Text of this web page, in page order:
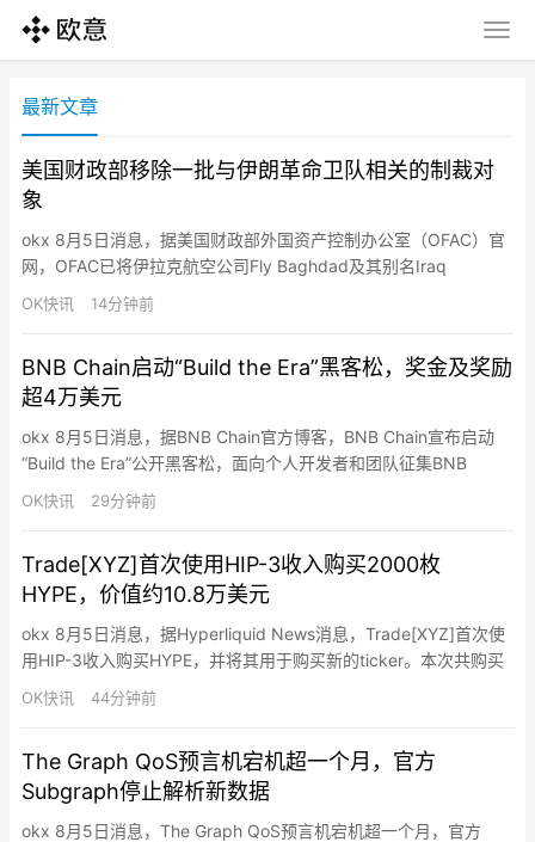
最新文章
美国财政部移除一批与伊朗革命卫队相关的制裁对
象
okx 8月5日消息，据美国财政部外国资产控制办公室（OFAC）官
网，OFAC已将伊拉克航空公司Fly Baghdad及其别名Iraq
Express，以及两架由该公司运营的波音737飞机从特别指定国民
和被封锁人员（SDN）名单中删除，并更新关联人员Basheer
伊朗伊斯…
OK快讯 14分钟前
BNB Chain启动“Build the Era”黑客松，奖金及奖励
超4万美元
okx 8月5日消息，据BNB Chain官方博客，BNB Chain宣布启动
“Build the Era”公开黑客松，面向个人开发者和团队征集BNB
Smart Chain上的AI Agent交易平台方案。获胜项目有机会成为
BNB Agent Studio官方采用的交易平台，并以独立品牌和产品形式
OK快讯 29分钟前
Trade[XYZ]首次使用HIP-3收入购买2000枚
HYPE，价值约10.8万美元
okx 8月5日消息，据Hyperliquid News消息，Trade[XYZ]首次使
用HIP-3收入购买HYPE，并将其用于购买新的ticker。本次共购买
2,000枚HYPE，价值约10.8万美元。此前，Unit产生的费用会先转
换为HYPE，再用于购买Unit现货ticker及Trade[XYZ]的HIP-3
OK快讯 44分钟前
The Graph QoS预言机宕机超一个月，官方
Subgraph停止解析新数据
okx 8月5日消息，The Graph QoS预言机宕机超一个月，官方